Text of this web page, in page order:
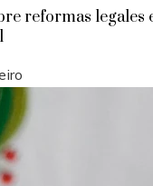
reformas legales